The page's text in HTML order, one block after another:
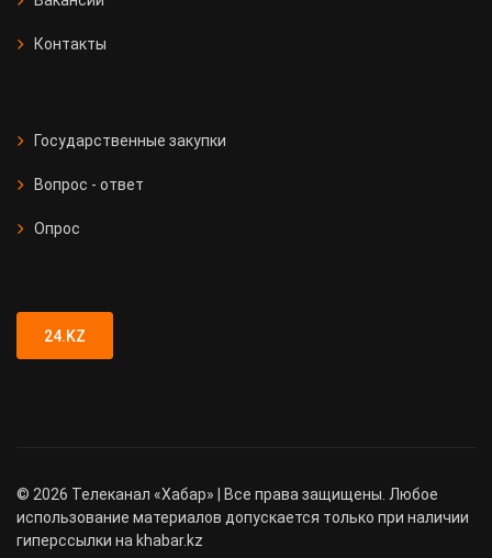
Контакты
Государственные закупки
Вопрос - ответ
Опрос
24.KZ
© 2026 Телеканал «Хабар» | Все права защищены. Любое
использование материалов допускается только при наличии
гиперссылки на khabar.kz